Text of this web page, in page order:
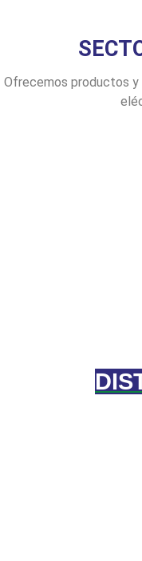
Ofrecemos productos